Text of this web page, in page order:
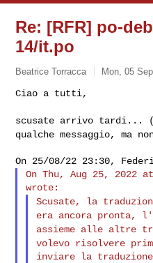
Re: [RFR] po-
14/it.po
Beatrice Torracca Mon, 05
Ciao a tutti,
scusate arrivo tardi...
qualche messaggio, ma
On Thu, Aug 25, 2022
Scusate, la
era ancora pronta,
assieme alle altre
volevo risolvere
inviare la